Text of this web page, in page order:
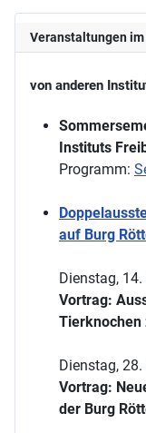
Veranstaltungen
von anderen
Instituts
Programm:
auf Burg
Dienstag,
Vortrag:
Tierknochen
Dienstag,
Vortrag:
der Burg